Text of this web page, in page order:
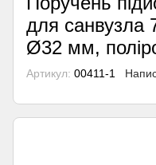
для санвузла
Ø32 мм,
Артикул: 00411-1